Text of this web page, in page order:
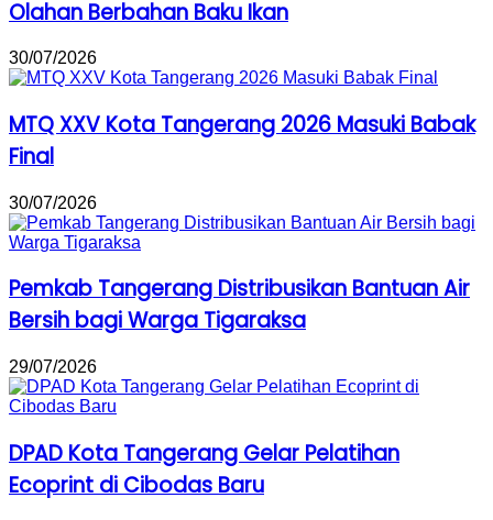
Olahan Berbahan Baku Ikan
30/07/2026
MTQ XXV Kota Tangerang 2026 Masuki Babak
Final
30/07/2026
Pemkab Tangerang Distribusikan Bantuan Air
Bersih bagi Warga Tigaraksa
29/07/2026
DPAD Kota Tangerang Gelar Pelatihan
Ecoprint di Cibodas Baru